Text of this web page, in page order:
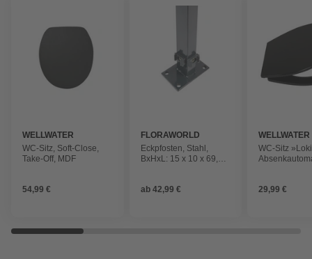
WELLWATER
WC-Sitz, Soft-Close,
Take-Off, MDF
54,99 €
FLORAWORLD
Eckpfosten, Stahl,
BxHxL: 15 x 10 x 69,3
ab 42,99 €
WELLWATER
WC-Sitz
29,99 €